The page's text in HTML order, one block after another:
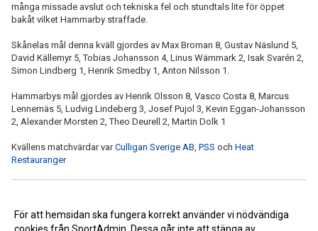
många missade avslut och tekniska fel och stundtals lite för öppet
bakåt vilket Hammarby straffade.
Skånelas mål denna kväll gjordes av Max Broman 8, Gustav Näslund 5,
David Källemyr 5, Tobias Johansson 4, Linus Wärnmark 2, Isak Svarén 2,
Simon Lindberg 1, Henrik Smedby 1, Anton Nilsson 1.
Hammarbys mål gjordes av Henrik Olsson 8, Vasco Costa 8, Marcus
Lennernäs 5, Ludvig Lindeberg 3, Josef Pujol 3, Kevin Eggan-Johansson
2, Alexander Morsten 2, Theo Deurell 2, Martin Dolk 1
Kvällens matchvärdar varCulligan Sverige AB PSS och Heat
Restauranger
<< Tillbaka
För att hemsidan ska fungera korrekt använder vi nödvändiga